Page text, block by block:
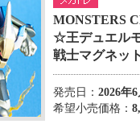
MONSTERS
☆王デュエル
戦士マグネッ
発売日： 2026年
希望小売価格：